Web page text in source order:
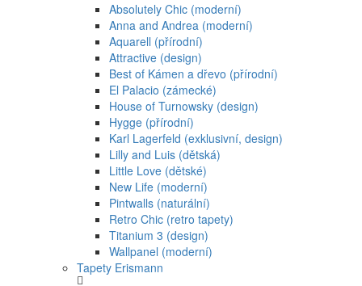
Absolutely Chic (moderní)
Anna and Andrea (moderní)
Aquarell (přírodní)
Attractive (design)
Best of Kámen a dřevo (přírodní)
El Palacio (zámecké)
House of Turnowsky (design)
Hygge (přírodní)
Karl Lagerfeld (exklusivní, design)
Lilly and Luis (dětská)
Little Love (dětské)
New Life (moderní)
Pintwalls (naturální)
Retro Chic (retro tapety)
Titanium 3 (design)
Wallpanel (moderní)
Tapety Erismann